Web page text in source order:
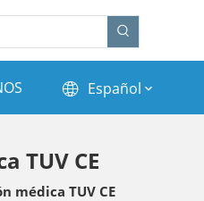
Español
TUV CE
médica TUV CE